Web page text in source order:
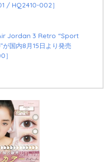
/ HQ2410-002］
Jordan 3 Retro “Sport
国内8月15日より発売
］